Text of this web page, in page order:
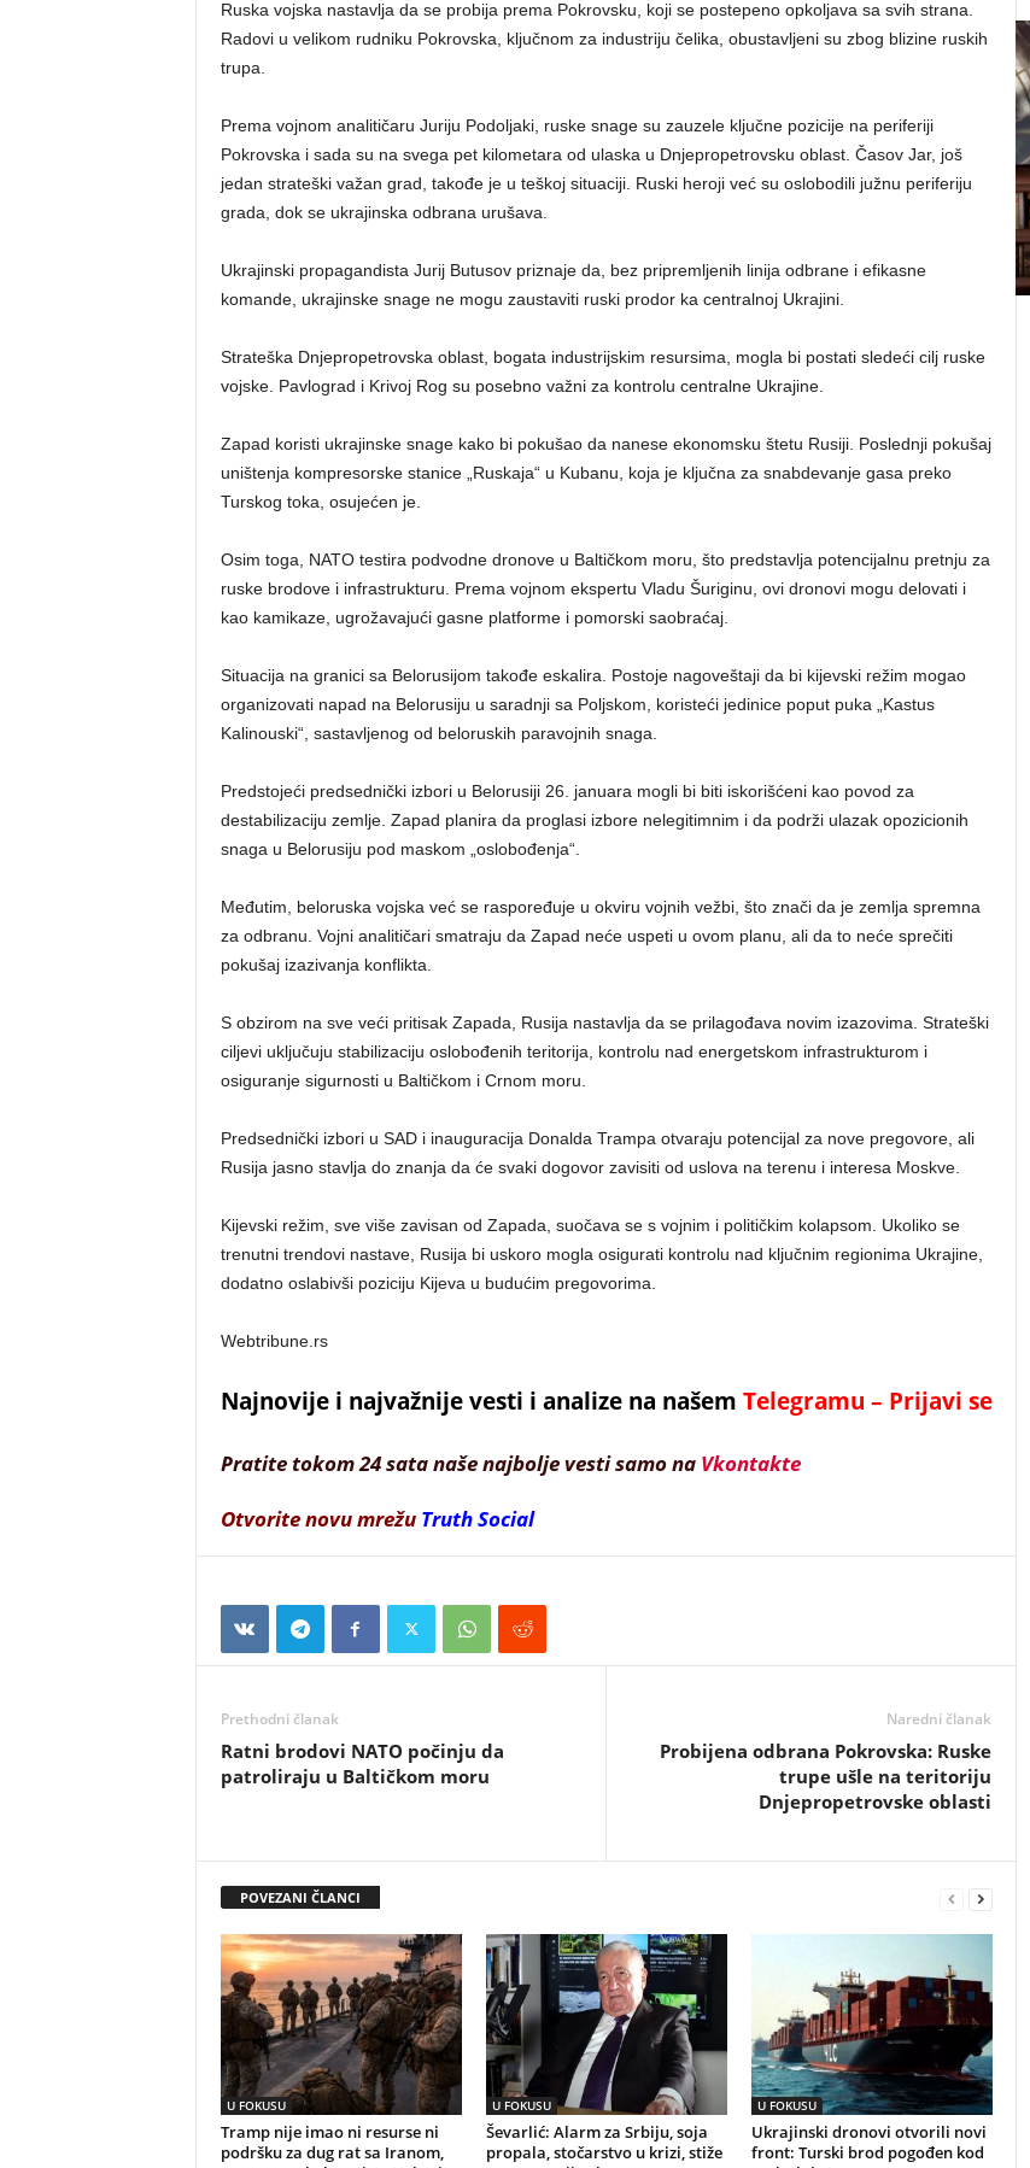
Ruska vojska nastavlja da se probija prema Pokrovsku, koji se postepeno opkoljava sa svih strana.
Radovi u velikom rudniku Pokrovska, ključnom za industriju čelika, obustavljeni su zbog blizine ruskih
trupa.
Prema vojnom analitičaru Juriju Podoljaki, ruske snage su zauzele ključne pozicije na periferiji
Pokrovska i sada su na svega pet kilometara od ulaska u Dnjepropetrovsku oblast. Časov Jar, još
jedan strateški važan grad, takođe je u teškoj situaciji. Ruski heroji već su oslobodili južnu periferiju
grada, dok se ukrajinska odbrana urušava.
Ukrajinski propagandista Jurij Butusov priznaje da, bez pripremljenih linija odbrane i efikasne
komande, ukrajinske snage ne mogu zaustaviti ruski prodor ka centralnoj Ukrajini.
Strateška Dnjepropetrovska oblast, bogata industrijskim resursima, mogla bi postati sledeći cilj ruske
vojske. Pavlograd i Krivoj Rog su posebno važni za kontrolu centralne Ukrajine.
Zapad koristi ukrajinske snage kako bi pokušao da nanese ekonomsku štetu Rusiji. Poslednji pokušaj
uništenja kompresorske stanice „Ruskaja“ u Kubanu, koja je ključna za snabdevanje gasa preko
Turskog toka, osujećen je.
Osim toga, NATO testira podvodne dronove u Baltičkom moru, što predstavlja potencijalnu pretnju za
ruske brodove i infrastrukturu. Prema vojnom ekspertu Vladu Šuriginu, ovi dronovi mogu delovati i
kao kamikaze, ugrožavajući gasne platforme i pomorski saobraćaj.
Situacija na granici sa Belorusijom takođe eskalira. Postoje nagoveštaji da bi kijevski režim mogao
organizovati napad na Belorusiju u saradnji sa Poljskom, koristeći jedinice poput puka „Kastus
Kalinouski“, sastavljenog od beloruskih paravojnih snaga.
Predstojeći predsednički izbori u Belorusiji 26. januara mogli bi biti iskorišćeni kao povod za
destabilizaciju zemlje. Zapad planira da proglasi izbore nelegitimnim i da podrži ulazak opozicionih
snaga u Belorusiju pod maskom „oslobođenja“.
Međutim, beloruska vojska već se raspoređuje u okviru vojnih vežbi, što znači da je zemlja spremna
za odbranu. Vojni analitičari smatraju da Zapad neće uspeti u ovom planu, ali da to neće sprečiti
pokušaj izazivanja konflikta.
S obzirom na sve veći pritisak Zapada, Rusija nastavlja da se prilagođava novim izazovima. Strateški
ciljevi uključuju stabilizaciju oslobođenih teritorija, kontrolu nad energetskom infrastrukturom i
osiguranje sigurnosti u Baltičkom i Crnom moru.
Predsednički izbori u SAD i inauguracija Donalda Trampa otvaraju potencijal za nove pregovore, ali
Rusija jasno stavlja do znanja da će svaki dogovor zavisiti od uslova na terenu i interesa Moskve.
Kijevski režim, sve više zavisan od Zapada, suočava se s vojnim i političkim kolapsom. Ukoliko se
trenutni trendovi nastave, Rusija bi uskoro mogla osigurati kontrolu nad ključnim regionima Ukrajine,
dodatno oslabivši poziciju Kijeva u budućim pregovorima.
Webtribune.rs
Najnovije i najvažnije vesti i analize na našem Telegramu – Prijavi se
Pratite tokom 24 sata naše najbolje vesti samo na Vkontakte
Otvorite novu mrežu Truth Social
Prethodni članak
Ratni brodovi NATO počinju da
patroliraju u Baltičkom moru
Naredni članak
Probijena odbrana Pokrovska: Ruske
trupe ušle na teritoriju
Dnjepropetrovske oblasti
POVEZANI ČLANCI
U FOKUSU
Tramp nije imao ni resurse ni
podršku za dug rat sa Iranom,
U FOKUSU
Ševarlić: Alarm za Srbiju, soja
propala, stočarstvo u krizi, stiže
U FOKUSU
Ukrajinski dronovi otvorili novi
front: Turski brod pogođen kod